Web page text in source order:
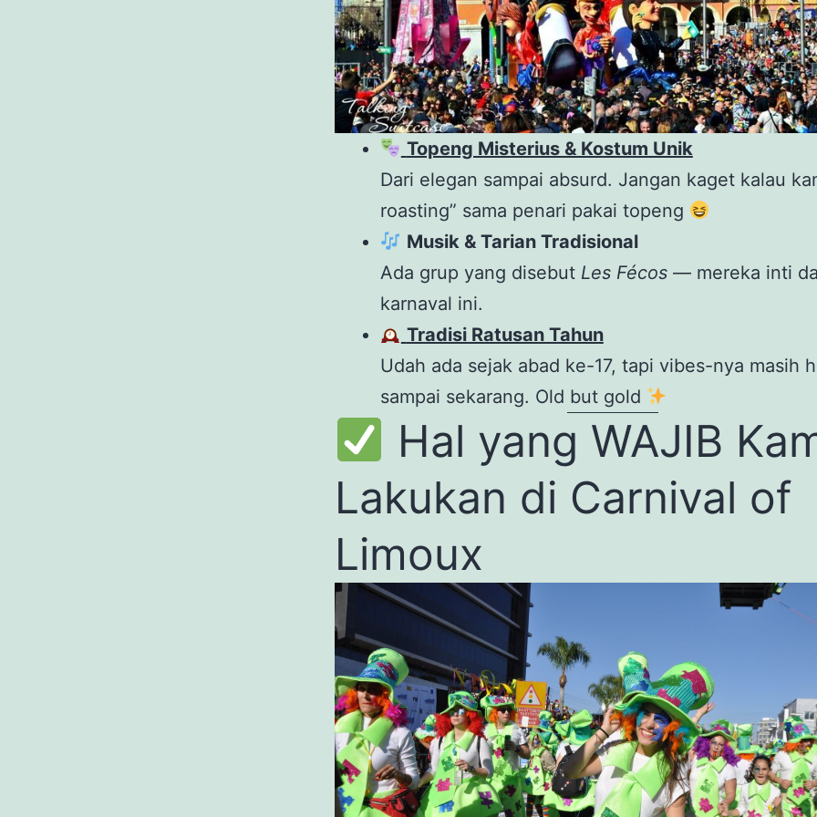
Topeng Misterius & Kostum Unik
Dari elegan sampai absurd. Jangan kaget kalau
roasting” sama penari pakai topeng
Musik & Tarian Tradisional
Ada grup yang disebut Les Fécos — mereka inti
karnaval ini.
Tradisi Ratusan Tahun
Udah ada sejak abad ke-17, tapi vibes-nya masih
sampai sekarang. Old but gold
Hal yang WAJIB
Lakukan di Carnival of
Limoux